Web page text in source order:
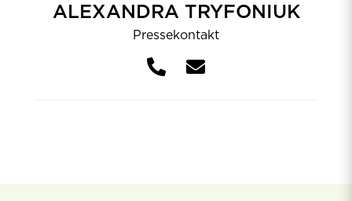
ALEXANDRA TRYFONIUK
Pressekontakt